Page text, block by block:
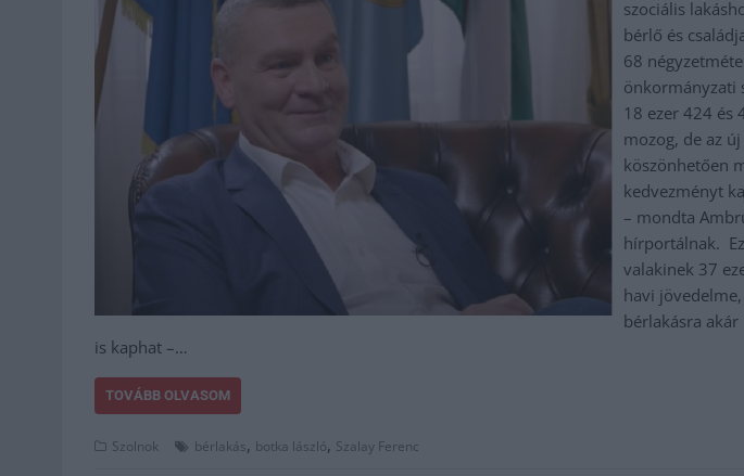
szociális
bérlő és
68
önkormányzati
18 ezer 424 és
mozog, de az
köszönhetően
kedvezményt
– mondta
hírportálnak.
valakinek 37
havi
bérlakásra
is kaphat –…
TOVÁBB OLVASOM
Szolnok bérlakás, botka lászló, Szalay Ferenc